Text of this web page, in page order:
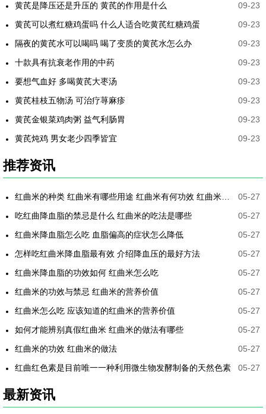
黄芪是降压还是升压的 黄芪的作用是什么
09-23
黄芪可以煮红糖鸡蛋吗 什么人适合吃黄芪红糖鸡蛋
09-23
隔夜的黄芪水可以喝吗 喝了变质的黄芪水怎么办
09-23
十款具有抗衰老作用的中药
09-23
要想气血好 多喝黄芪大枣汤
09-23
黄芪桂枝五物汤 可治疗荨麻疹
09-23
黄芪金银菜鸡肉粥 益气利肠胃
09-23
黄芪炖鸡 男女老少四季皆宜
09-23
推荐资讯
05-27
吃红曲降血脂的禁忌是什么 红曲米的吃法是哪些
05-27
红曲米降血脂怎么吃 血脂偏高的症状怎么降低
05-27
怎样吃红曲米降血脂最有效 介绍降血压的最好方法
05-27
红曲米降血脂的功效如何 红曲米怎么吃
05-27
红曲米的功效与禁忌 红曲米的营养价值
05-27
红曲米怎么吃 应该知道的红曲米的营养价值
05-27
如何才能辨别真假红曲米 红曲米的做法有哪些
05-27
红曲米的功效 红曲米的做法
05-27
红曲红色素是目前唯一一种利用微生物发酵制备的天然色素
05-27
最新资讯